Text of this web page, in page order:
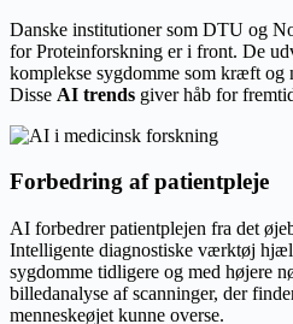
Danske institutioner som DTU og
for Proteinforskning er i front. De
komplekse sygdomme som kræft og
Disse AI trends giver håb for
Forbedring af patientpleje
AI forbedrer patientplejen fra det
Intelligente diagnostiske værktøj
sygdomme tidligere og med højere
billedanalyse af scanninger, der
menneskeøjet kunne overse.